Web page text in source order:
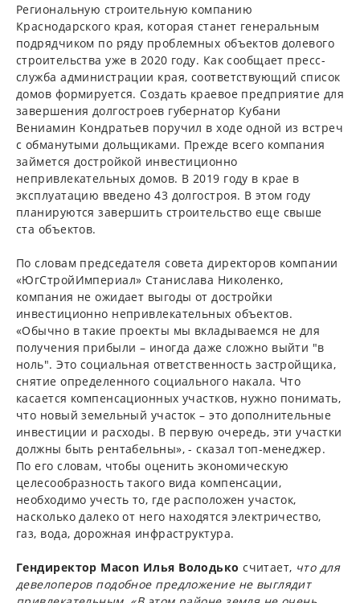
Региональную строительную компанию
Краснодарского края, которая станет генеральным
подрядчиком по ряду проблемных объектов долевого
строительства уже в 2020 году. Как сообщает пресс-
служба администрации края, соответствующий список
домов формируется. Создать краевое предприятие для
завершения долгостроев губернатор Кубани
Вениамин Кондратьев поручил в ходе одной из встреч
с обманутыми дольщиками. Прежде всего компания
займется достройкой инвестиционно
непривлекательных домов. В 2019 году в крае в
эксплуатацию введено 43 долгостроя. В этом году
планируются завершить строительство еще свыше
ста объектов.
По словам председателя совета директоров компании
«ЮгСтройИмпериал» Станислава Николенко,
компания не ожидает выгоды от достройки
инвестиционно непривлекательных объектов.
«Обычно в такие проекты мы вкладываемся не для
получения прибыли – иногда даже сложно выйти "в
ноль". Это социальная ответственность застройщика,
снятие определенного социального накала. Что
касается компенсационных участков, нужно понимать,
что новый земельный участок – это дополнительные
инвестиции и расходы. В первую очередь, эти участки
должны быть рентабельны», - сказал топ-менеджер.
По его словам, чтобы оценить экономическую
целесообразность такого вида компенсации,
необходимо учесть то, где расположен участок,
насколько далеко от него находятся электричество,
газ, вода, дорожная инфраструктура.
Гендиректор Macon Илья Володько считает, что для
девелоперов подобное предложение не выглядит